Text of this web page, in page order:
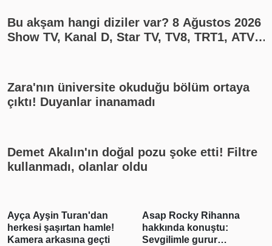
Bu akşam hangi diziler var? 8 Ağustos 2026
Show TV, Kanal D, Star TV, TV8, TRT1, ATV
Zara'nın üniversite okuduğu bölüm ortaya
çıktı! Duyanlar inanamadı
Demet Akalın'ın doğal pozu şoke etti! Filtre
kullanmadı, olanlar oldu
Ayça Ayşin Turan'dan
herkesi şaşırtan hamle!
Kamera arkasına geçti
Asap Rocky Rihanna
hakkında konuştu:
Sevgilimle gurur